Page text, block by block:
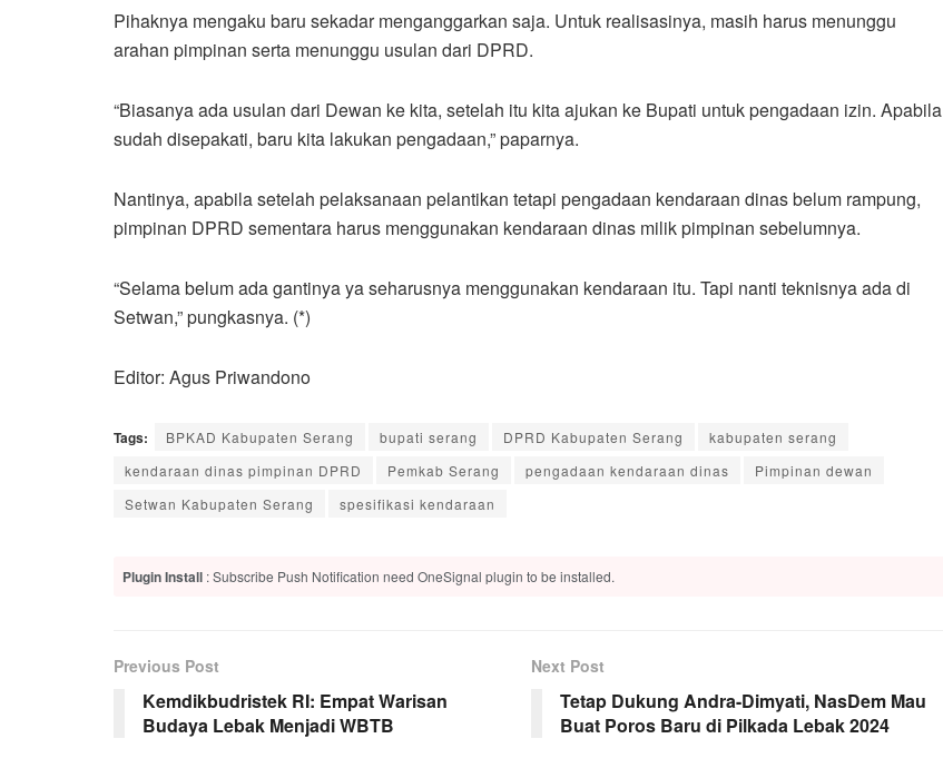
Pihaknya mengaku baru sekadar menganggarkan saja. Untuk realisasinya, masih harus menunggu
arahan pimpinan serta menunggu usulan dari DPRD.
“Biasanya ada usulan dari Dewan ke kita, setelah itu kita ajukan ke Bupati untuk pengadaan izin. Apabila
sudah disepakati, baru kita lakukan pengadaan,” paparnya.
Nantinya, apabila setelah pelaksanaan pelantikan tetapi pengadaan kendaraan dinas belum rampung,
pimpinan DPRD sementara harus menggunakan kendaraan dinas milik pimpinan sebelumnya.
“Selama belum ada gantinya ya seharusnya menggunakan kendaraan itu. Tapi nanti teknisnya ada di
Setwan,” pungkasnya. (*)
Editor: Agus Priwandono
Tags: BPKAD Kabupaten Serang bupati serang DPRD Kabupaten Serang
kabupaten serang
kendaraan dinas pimpinan DPRD
Pemkab Serang pengadaan kendaraan dinas
Pimpinan dewan
Setwan Kabupaten Serang
spesifikasi kendaraan
Plugin Install : Subscribe Push Notification need OneSignal plugin to be installed.
Previous Post
Kemdikbudristek RI: Empat Warisan
Budaya Lebak Menjadi WBTB
Next Post
Tetap Dukung Andra-Dimyati, NasDem Mau
Buat Poros Baru di Pilkada Lebak 2024